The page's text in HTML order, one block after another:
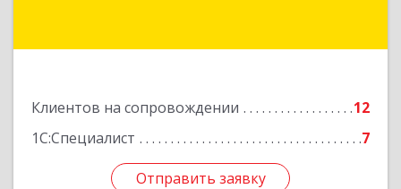
Клиентов на сопровождении
12
1С:Специалист
7
Отправить заявку
Отправить заявку